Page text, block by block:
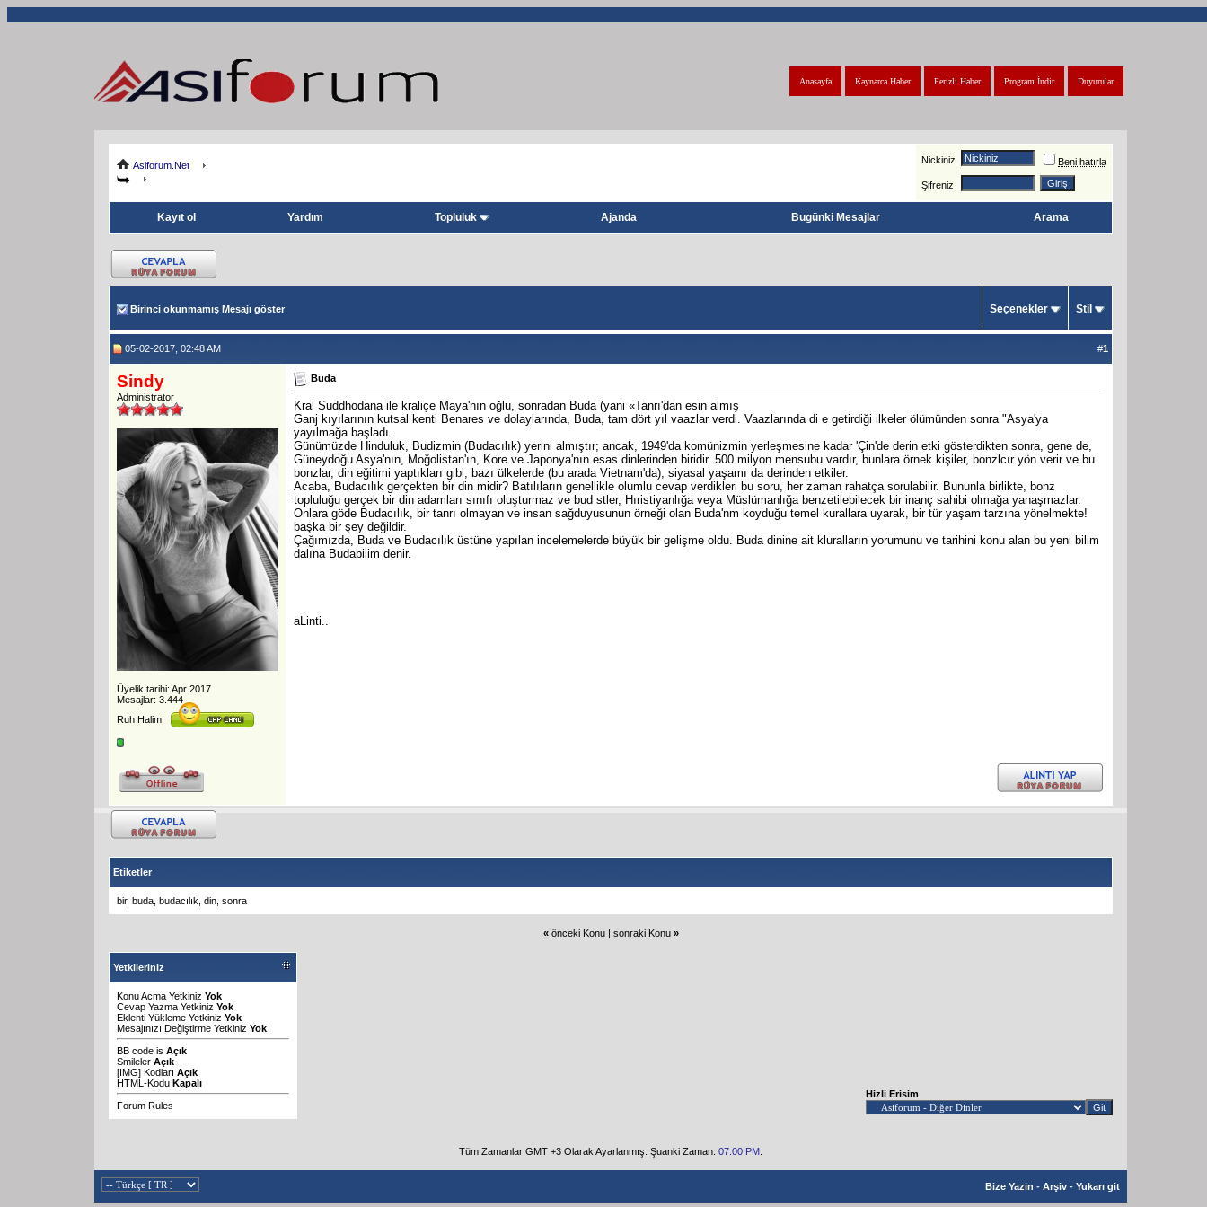
Duyurular
Program İndir
Ferizli Haber
Kaynarca Haber
Anasayfa
Asiforum.Net Nickiniz Beni hatırla
Şifreniz
Kayıt ol Yardım Topluluk Ajanda Bugünki Mesajlar Arama
Birinci okunmamış Mesajı göster Seçenekler Stil
05-02-2017, 02:48 AM #1
Sindy
Administrator
Üyelik tarihi: Apr 2017
Mesajlar: 3.444
Ruh Halim:
Buda
Kral Suddhodana ile kraliçe Maya'nın oğlu, sonradan Buda (yani «Tanrı'dan esin almış
Ganj kıyılarının kutsal kenti Benares ve dolaylarında, Buda, tam dört yıl vaazlar verdi. Vaazlarında di e getirdiği ilkeler ölümünden sonra "Asya'ya
yayılmağa başladı.
Günümüzde Hinduluk, Budizmin (Budacılık) yerini almıştır; ancak, 1949'da komünizmin yerleşmesine kadar 'Çin'de derin etki gösterdikten sonra, gene de,
Güneydoğu Asya'nın, Moğolistan'ın, Kore ve Japonya'nın esas dinlerinden biridir. 500 milyon mensubu vardır, bunlara örnek kişiler, bonzlcır yön verir ve bu
bonzlar, din eğitimi yaptıkları gibi, bazı ülkelerde (bu arada Vietnam'da), siyasal yaşamı da derinden etkiler.
Acaba, Budacılık gerçekten bir din midir? Batılıların genellikle olumlu cevap verdikleri bu soru, her zaman rahatça sorulabilir. Bununla birlikte, bonz
topluluğu gerçek bir din adamları sınıfı oluşturmaz ve bud stler, Hıristiyanlığa veya Müslümanlığa benzetilebilecek bir inanç sahibi olmağa yanaşmazlar.
Onlara göde Budacılık, bir tanrı olmayan ve insan sağduyusunun örneği olan Buda'nm koyduğu temel kurallara uyarak, bir tür yaşam tarzına yönelmekte!
başka bir şey değildir.
Çağımızda, Buda ve Budacılık üstüne yapılan incelemelerde büyük bir gelişme oldu. Buda dinine ait kluralların yorumunu ve tarihini konu alan bu yeni bilim
dalına Budabilim denir.
aLinti..
Etiketler
bir, buda budacılık din sonra
« önceki Konu| sonraki Konu »
Yetkileriniz
Konu Acma Yetkiniz Yok
Cevap Yazma Yetkiniz Yok
Eklenti Yükleme Yetkiniz Yok
Mesajınızı Değiştirme Yetkiniz Yok
BB code is Açık
Smileler Açık
[IMG] Kodları Açık
HTML-Kodu Kapalı
Forum Rules
Hizli Erisim
Tüm Zamanlar GMT +3 Olarak Ayarlanmış. Şuanki Zaman: 07:00 PM
Bize Yazin - Arşiv - Yukarı git